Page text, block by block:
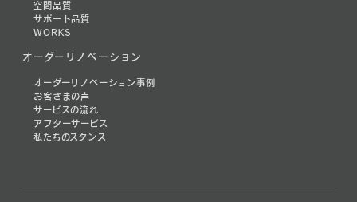
空間品質
サポート品質
WORKS
オーダーリノベーション
オーダーリノベーション事例
お客さまの声
サービスの流れ
アフターサービス
私たちのスタンス